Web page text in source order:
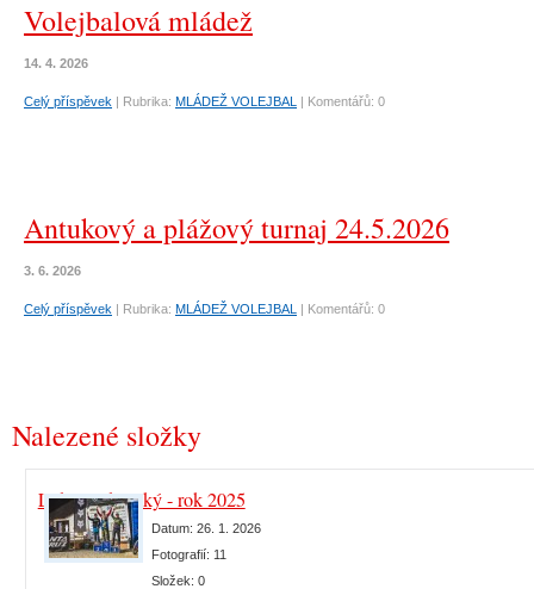
Volejbalová mládež
14. 4. 2026
Celý příspěvek | Rubrika: MLÁDEŽ VOLEJBAL | Komentářů: 0
Antukový a plážový turnaj 24.5.2026
3. 6. 2026
Celý příspěvek | Rubrika: MLÁDEŽ VOLEJBAL | Komentářů: 0
Nalezené složky
Lukáš Jirkovský - rok 2025
Datum: 26. 1. 2026
Fotografií: 11
Složek: 0